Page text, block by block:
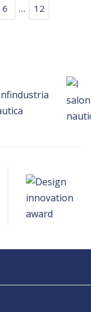
6 … 12